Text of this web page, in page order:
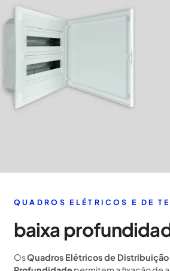
QUADROS ELÉTRICOS E DE
baixa
OsQuadros Elétricos de Distribuição